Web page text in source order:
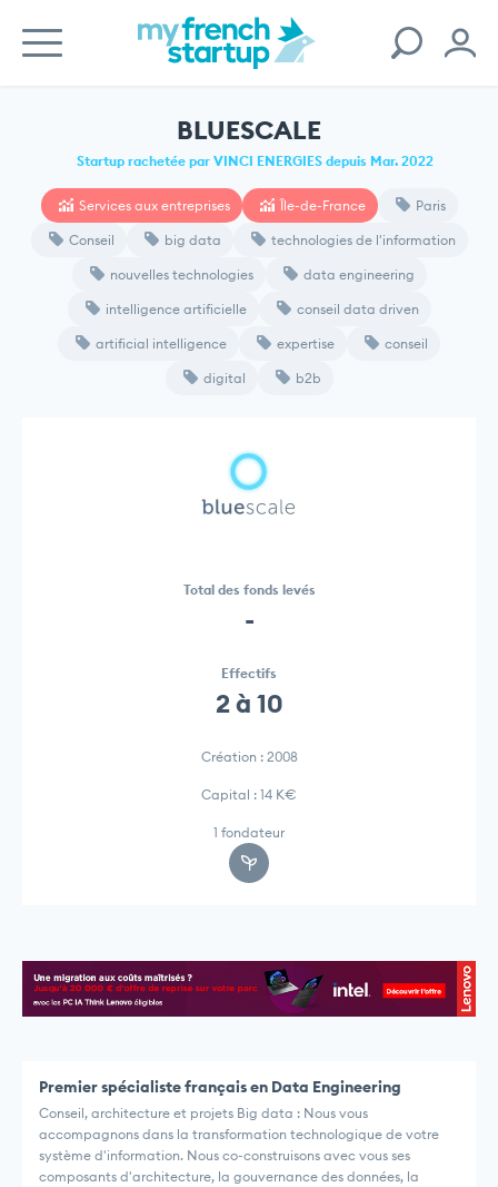
BLUESCALE
Startup rachetée par VINCI ENERGIES depuis Mar. 2022
Services aux entreprises Île-de-France Paris
Conseil big data technologies de l'information
nouvelles technologies data engineering
intelligence artificielle conseil data driven
artificial intelligence expertise conseil
digital b2b
Total des fonds levés
-
Effectifs
2 à 10
Création : 2008
Capital : 14 K€
1 fondateur
Premier spécialiste français en Data Engineering
Conseil, architecture et projets Big data : Nous vous
accompagnons dans la transformation technologique de votre
système d'information. Nous co-construisons avec vous ses
composants d'architecture, la gouvernance des données, la